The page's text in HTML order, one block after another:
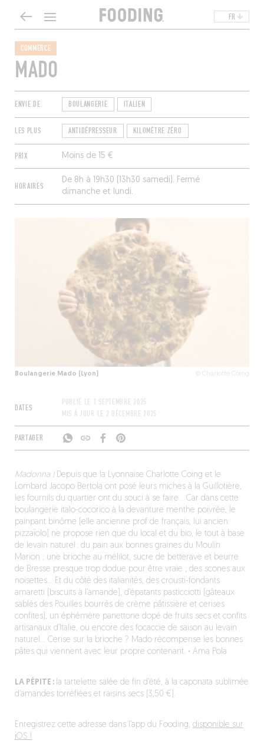
FR
COMMERCE
MADO
ENVIE DE BOULANGERIE ITALIEN
LES PLUS ANTIDÉPRESSEUR KILOMÈTRE ZÉRO
PRIX Moins de 15 €
HORAIRES
De 8h à 19h30 (13h30 samedi). Fermé
dimanche et lundi.
Boulangerie Mado (Lyon) © Charlotte Coing
DATES
PUBLIÉ LE
1 SEPTEMBRE 2025
MIS À JOUR LE 2 DÉCEMBRE 2025
PARTAGER
Madonna !Depuis que la Lyonnaise Charlotte Coing et le
Lombard Jacopo Bertola ont posé leurs miches à la Guillotière,
les fournils du quartier ont du souci à se faire… Car dans cette
boulangerie italo-cocorico à la devanture menthe poivrée, le
painpant binôme (elle ancienne prof de français, lui ancien
pizzaïolo) ne propose rien que du local et du bio, le tout à base
de levain naturel : du pain aux bonnes graines du Moulin
Marion ; une brioche au mélilot, sucre de betterave et beurre
de Bresse presque trop dodue pour être vraie ; des scones aux
noisettes… Et du côté des italianités, des crousti-fondants
amaretti (biscuits à l’amande), d’épatants pasticciotti (gâteaux
sablés des Pouilles bourrés de crème pâtissière et cerises
confites), un éphémère panettone dopé de fruits secs et confits
artisanaux d’Italie, ou encore des focaccie de saison au levain
naturel… Cerise sur la brioche ? Mado récompense les bonnes
pâtes qui viennent avec leur propre contenant. · Ama Pola
LA PÉPITE : la tartelette salée de fin d’été, à la caponata sublimée
d’amandes torréfiées et raisins secs (3,50 €).
Enregistrez cette adresse dans l’app du Fooding, disponible sur
iOS !